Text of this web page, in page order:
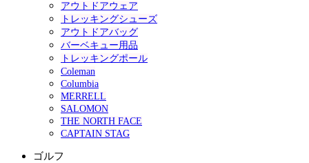
アウトドアウェア
トレッキングシューズ
アウトドアバッグ
バーベキュー用品
トレッキングポール
Coleman
Columbia
MERRELL
SALOMON
THE NORTH FACE
CAPTAIN STAG
ゴルフ